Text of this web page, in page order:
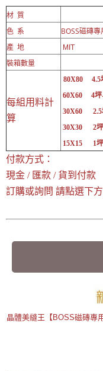
材 質
色 系
BOSS磁磚
產 地
MIT
裝箱數量
每組用料計
算
80X80 4.5
60X60 4坪
30X60 2.5
30X30 2坪
15X15 1
付款方式：
現金 / 匯款 / 貨到付款
訂購或詢問 請點選下方
晶體美縫王【BOSS磁磚專